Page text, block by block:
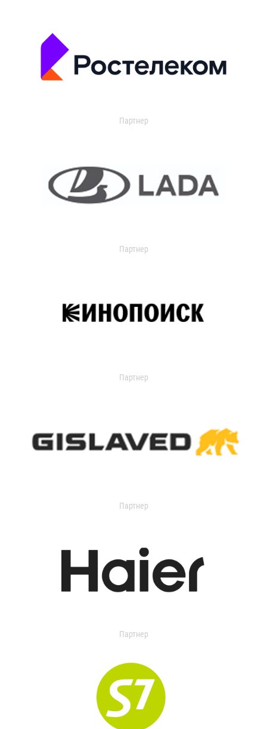
Партнер
Партнер
Партнер
Партнер
Партнер